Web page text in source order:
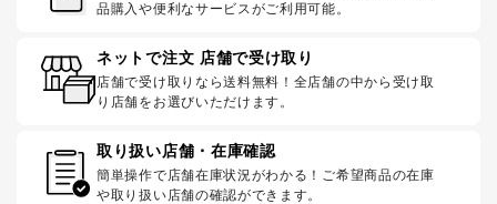
品購入や便利なサービスがご利用可能。
ネットで注文 店舗で受け取り
店舗で受け取りなら送料無料！全店舗の中から受け取
り店舗をお選びいただけます。
取り扱い店舗・在庫確認
簡単操作で店舗在庫状況がわかる！ご希望商品の在庫
や取り扱い店舗の確認ができます。